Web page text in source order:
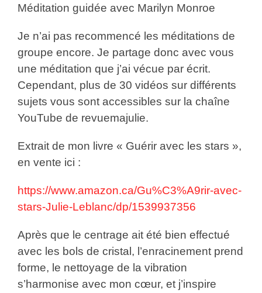
Méditation guidée avec Marilyn Monroe
Je n’ai pas recommencé les méditations de
groupe encore. Je partage donc avec vous
une méditation que j’ai vécue par écrit.
Cependant, plus de 30 vidéos sur différents
sujets vous sont accessibles sur la chaîne
YouTube de revuemajulie.
Extrait de mon livre « Guérir avec les stars »,
en vente ici :
https://www.amazon.ca/Gu%C3%A9rir-avec-
stars-Julie-Leblanc/dp/1539937356
Après que le centrage ait été bien effectué
avec les bols de cristal, l’enracinement prend
forme, le nettoyage de la vibration
s’harmonise avec mon cœur, et j’inspire